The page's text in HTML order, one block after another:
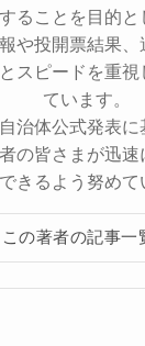
ることを目的
や投開票結果
スピードを重視
ています。
治体公式発表に
の皆さまが迅速
きるよう努めて
この著者の記事一